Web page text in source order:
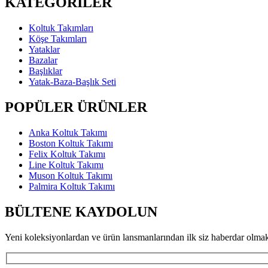
Koltuk Takımları
Köşe Takımları
Yataklar
Bazalar
Başlıklar
Yatak-Baza-Başlık Seti
POPÜLER ÜRÜNLER
Anka Koltuk Takımı
Boston Koltuk Takımı
Felix Koltuk Takımı
Line Koltuk Takımı
Muson Koltuk Takımı
Palmira Koltuk Takımı
BÜLTENE KAYDOLUN
Yeni koleksiyonlardan ve ürün lansmanlarından ilk siz haberdar